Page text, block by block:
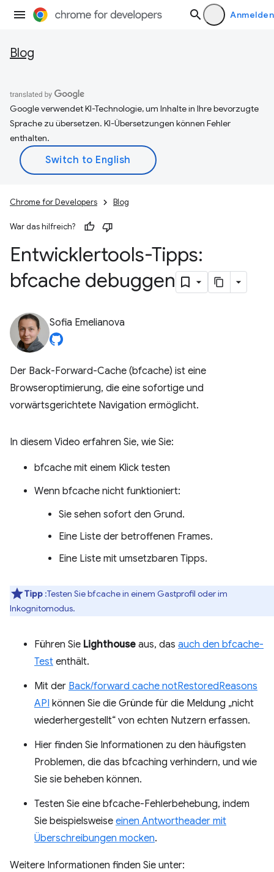
Anmelden
Blog
Google verwendet KI-Technologie, um Inhalte in Ihre bevorzugte
Sprache zu übersetzen. KI-Übersetzungen können Fehler
enthalten.
Chrome for Developers Blog
War das hilfreich?
Entwicklertools-Tipps:
bfcache debuggen
Sofia Emelianova
Der Back-Forward-Cache (bfcache) ist eine
Browseroptimierung, die eine sofortige und
vorwärtsgerichtete Navigation ermöglicht.
In diesem Video erfahren Sie, wie Sie:
bfcache mit einem Klick testen
Wenn bfcache nicht funktioniert:
Sie sehen sofort den Grund.
Eine Liste der betroffenen Frames.
Eine Liste mit umsetzbaren Tipps.
Tipp :Testen Sie bfcache in einem Gastprofil oder im
Inkognitomodus.
Führen Sie Lighthouse aus, das auch den bfcache-
Test enthält.
Mit der Back/forward cache notRestoredReasons
API können Sie die Gründe für die Meldung „nicht
wiederhergestellt“ von echten Nutzern erfassen.
Hier finden Sie Informationen zu den häufigsten
Problemen, die das bfcaching verhindern, und wie
Sie sie beheben können.
Testen Sie eine bfcache-Fehlerbehebung, indem
Sie beispielsweise einen Antwortheader mit
Überschreibungen mocken.
Weitere Informationen finden Sie unter: